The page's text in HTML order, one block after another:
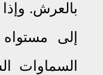
بالعرش. وإذا
إلى
السماوات